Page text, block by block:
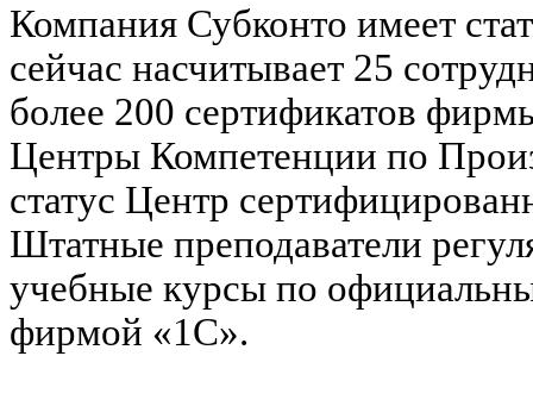
Компания Субконто имеет
сейчас насчитывает 25
более 200 сертификатов
Центры Компетенции по
статус Центр
Штатные преподаватели
учебные курсы по
фирмой «1С».